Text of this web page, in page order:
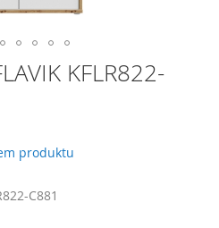
KFLR822-
produktu
C881